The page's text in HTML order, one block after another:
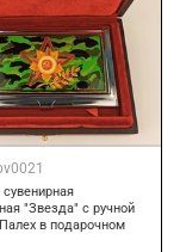
сувенирная
"Звезда" с ручной
в подарочном